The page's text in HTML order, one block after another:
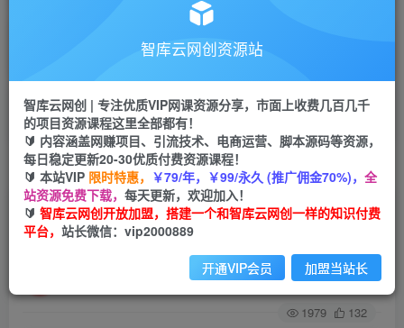
会员专属推广链接
网赚网创 项目
365天稳定跟新
APP下载
GO
首页 创业课程 会员专属 正文
（6863期）快手引流脚本，功能齐全+防封（教程
+软件）
关注 私信
1979 132
智库云网创资源站
智库云网创 | 专注优质VIP网课资源分享，市面上收费几百几千
的项目资源课程这里全部都有！
🔰 内容涵盖网赚项目、引流技术、电商运营、脚本源码等资源，
每日稳定更新20-30优质付费资源课程！
🔰 本站VIP 限时特惠， ￥79/年，￥99/永久 (推广佣金70%)， 全
站资源免费下载， 每天更新，欢迎加入！
🔰 智库云网创开放加盟，搭建一个和智库云网创一样的知识付费
平台， 站长微信：vip2000889
开通VIP会员 加盟当站长